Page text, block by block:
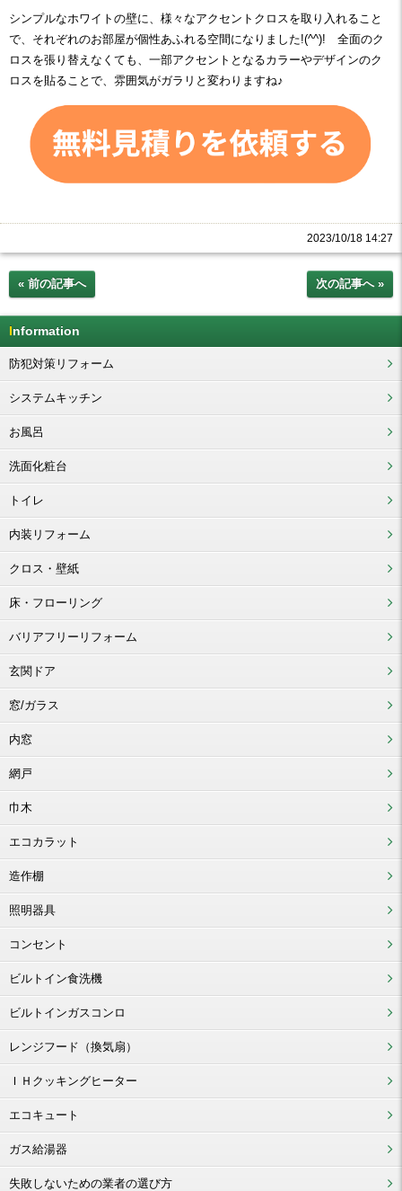
シンプルなホワイトの壁に、様々なアクセントクロスを取り入れること
で、それぞれのお部屋が個性あふれる空間になりました!(^^)! 全面のク
ロスを張り替えなくても、一部アクセントとなるカラーやデザインのク
ロスを貼ることで、雰囲気がガラリと変わりますね♪
2023/10/18 14:27
« 前の記事へ 次の記事へ »
Information
防犯対策リフォーム
システムキッチン
お風呂
洗面化粧台
トイレ
内装リフォーム
クロス・壁紙
床・フローリング
バリアフリーリフォーム
玄関ドア
窓/ガラス
内窓
網戸
巾木
エコカラット
造作棚
照明器具
コンセント
ビルトイン食洗機
ビルトインガスコンロ
レンジフード（換気扇）
ＩＨクッキングヒーター
エコキュート
ガス給湯器
失敗しないための業者の選び方